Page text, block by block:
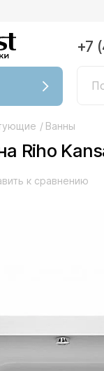
+7
/ Ванны
Riho
к сравнению